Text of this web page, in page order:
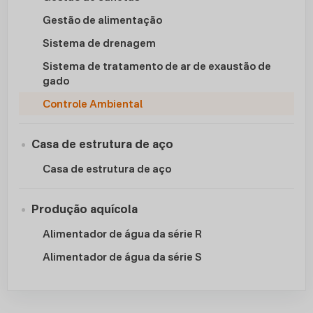
Gestão de alimentação
Sistema de drenagem
Sistema de tratamento de ar de exaustão de
gado
Controle Ambiental
Casa de estrutura de aço
Casa de estrutura de aço
Produção aquícola
Alimentador de água da série R
Alimentador de água da série S